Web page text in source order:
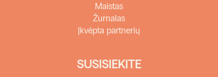
Maistas
Žurnalas
Įkvėpta partnerių
SUSISIEKITE